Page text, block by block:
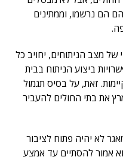
הם נרשמו, וממתינים
מצב הניתוחים, יחויב כל
ביצוע הניתוח בבית
זאת, על בסיס תגמול
את בתי החולים להעביר
לא יהיה פתוח לציבור
אמור להסתיים עד אמצע